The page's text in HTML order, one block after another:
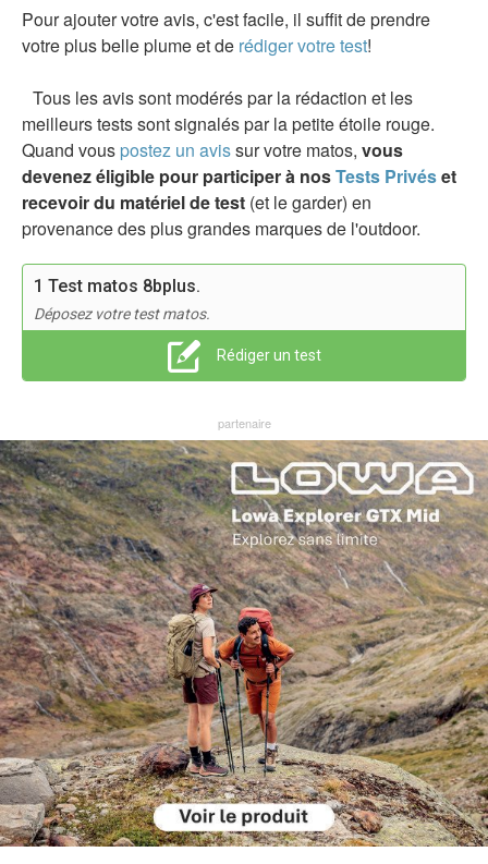
Pour ajouter votre avis, c'est facile, il suffit de prendre
votre plus belle plume et de rédiger votre test!
Tous les avis sont modérés par la rédaction et les
meilleurs tests sont signalés par la petite étoile rouge.
Quand vous postez un avissur votre matos, vous
devenez éligible pour participer à nosTests Privéset
recevoir du matériel de test (et le garder) en
provenance des plus grandes marques de l'outdoor.
1 Test matos 8bplus.
Déposez votre test matos.
Rédiger un test